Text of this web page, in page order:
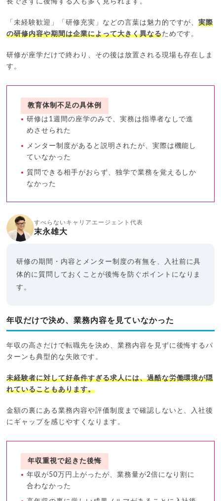
長できずに後悔する人も多く見られます。
「未経験歓迎」「研修充実」などの言葉は魅力的ですが、実際
の研修内容や期間は企業によって大きく異なるためです。
研修が座学だけで終わり、その後は放置される現場も存在しま
す。
教育体制不足の具体例
研修は1週間の座学のみで、実務は指導者なしで進
めさせられた
メンター制度があると説明されたが、実際は機能し
ていなかった
質問できる相手がおらず、独学で業務を覚えるしか
なかった
すべらないキャリアエージェント代表
末永雄大
研修の期間・内容とメンター制度の有無を、入社前に具
体的に質問しておくことが後悔を防ぐポイントになりま
す。
年収だけで決め、業務内容を見ていなかった
年収の高さだけで転職先を決め、業務内容を見ずに後悔するパ
ターンも典型的な失敗です。
未経験者に対して好条件すぎる求人には、過酷な労働環境が隠
れていることもあります。
金額の裏にある業務内容や評価制度まで確認しないと、入社後
にギャップを感じやすくなります。
年収重視で起きた後悔
年収が50万円上がったが、業務量が2倍になり割に
合わなかった